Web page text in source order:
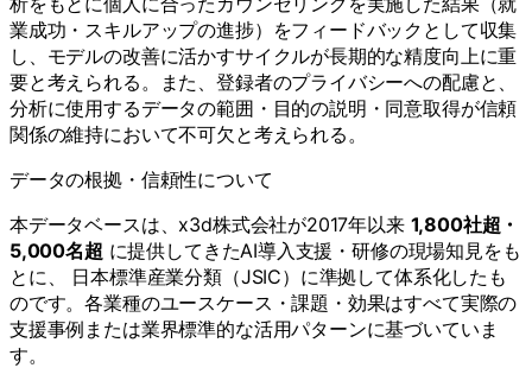
業成功・スキルアップの進捗）をフィードバックとして収集
し、モデルの改善に活かすサイクルが長期的な精度向上に重
要と考えられる。また、登録者のプライバシーへの配慮と、
分析に使用するデータの範囲・目的の説明・同意取得が信頼
関係の維持において不可欠と考えられる。
データの根拠・信頼性について
本データベースは、x3d株式会社が2017年以来 1,800社超・
5,000名超 に提供してきたAI導入支援・研修の現場知見をも
とに、 日本標準産業分類（JSIC）に準拠して体系化したも
のです。各業種のユースケース・課題・効果はすべて実際の
支援事例または業界標準的な活用パターンに基づいていま
す。